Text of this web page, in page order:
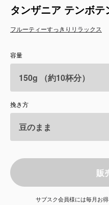
特集
卸販売
コーヒーのサブスク
お知らせ
よくある質問
店舗情報
タンザニア テンボ
フルーティーすっきり リラックス
容量
挽き方
販
サブスク会員様には毎月お